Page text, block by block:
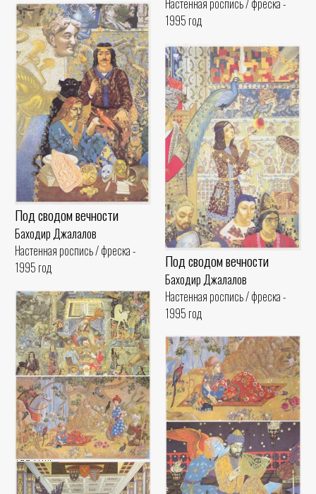
Настенная роспись / фреска -
1995 год
Под сводом вечности
Баходир Джалалов
Настенная роспись / фреска -
1995 год
Под сводом вечности
Баходир Джалалов
Настенная роспись / фреска -
1995 год
Под сводом вечности
Баходир Джалалов
Настенная роспись / фреска -
1995 год
Сны Омара Хайяма
Баходир Джалалов
Настенная роспись / фреска -
1993 год
Сны Омара Хайяма
Баходир Джалалов